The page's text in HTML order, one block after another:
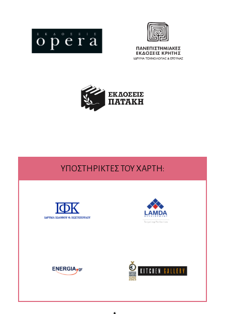
ΥΠΟΣΤΗΡΙΚΤΕΣ ΤΟΥ ΧΑΡΤΗ: